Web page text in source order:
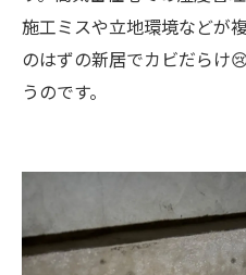
施工ミスや立地環境などが
のはずの新居でカビだらけ
うのです。